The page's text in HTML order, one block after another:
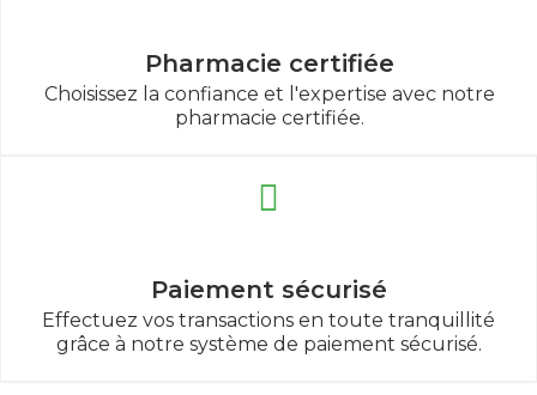
Pharmacie certifiée
Choisissez la confiance et l'expertise avec notre
pharmacie certifiée.
Paiement sécurisé
Effectuez vos transactions en toute tranquillité
grâce à notre système de paiement sécurisé.